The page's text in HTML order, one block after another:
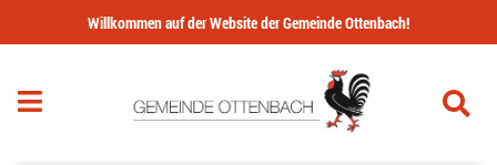
Navigation überspringen
Willkommen auf der Website der Gemeinde Ottenbach!